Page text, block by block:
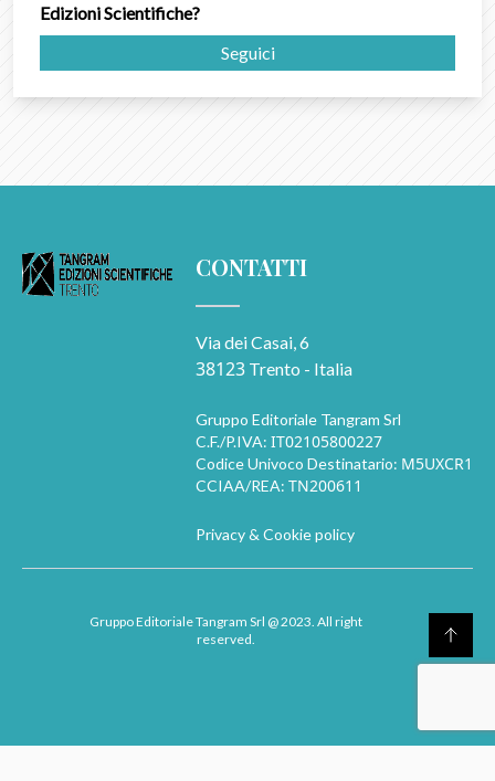
Edizioni Scientifiche?
Seguici
CONTATTI
Via dei Casai, 6
38123 Trento - Italia
Gruppo Editoriale Tangram Srl
C.F./P.IVA: IT02105800227
Codice Univoco Destinatario: M5UXCR1
CCIAA/REA: TN200611
Privacy & Cookie policy
Gruppo Editoriale Tangram Srl @ 2023. All right
reserved.